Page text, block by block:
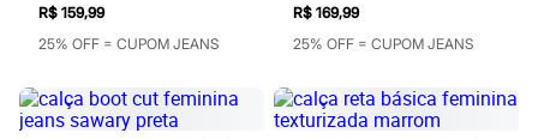
Perfumes
Perfumes femininos
Perfumes infantis
Todos os produtos
Mindse7
R$ 159,99
25% OFF = CUPOM JEANS
R$ 169,99
25% OFF = CUPOM JEANS